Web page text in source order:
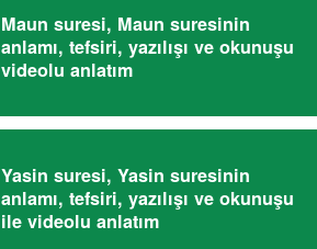
Maun suresi, Maun suresinin
anlamı, tefsiri, yazılışı ve okunuşu
videolu anlatım
Yasin suresi, Yasin suresinin
anlamı, tefsiri, yazılışı ve okunuşu
ile videolu anlatım